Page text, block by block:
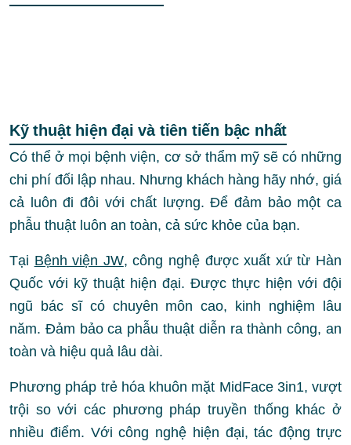
Kỹ thuật hiện đại và tiên tiến bậc nhất
Có thể ở mọi bệnh viện, cơ sở thẩm mỹ sẽ có những
chi phí đối lập nhau. Nhưng khách hàng hãy nhớ, giá
cả luôn đi đôi với chất lượng. Để đảm bảo một ca
phẫu thuật luôn an toàn, cả sức khỏe của bạn.
Tại Bệnh viện JW, công nghệ được xuất xứ từ Hàn
Quốc với kỹ thuật hiện đại. Được thực hiện với đội
ngũ bác sĩ có chuyên môn cao, kinh nghiệm lâu
năm. Đảm bảo ca phẫu thuật diễn ra thành công, an
toàn và hiệu quả lâu dài.
Phương pháp trẻ hóa khuôn mặt MidFace 3in1, vượt
trội so với các phương pháp truyền thống khác ở
nhiều điểm. Với công nghệ hiện đại, tác động trực